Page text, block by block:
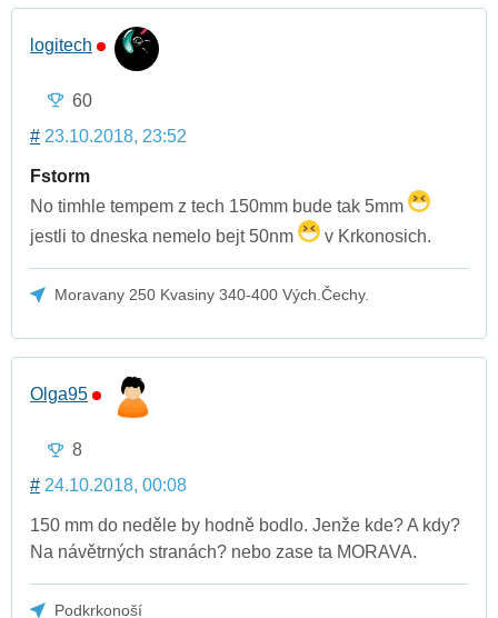
logitech
60
# 23.10.2018, 23:52
Fstorm
No timhle tempem z tech 150mm bude tak 5mm
jestli to dneska nemelo bejt 50nm
v Krkonosich.
Moravany 250 Kvasiny 340-400 Vých.Čechy.
Olga95
8
# 24.10.2018, 00:08
150 mm do neděle by hodně bodlo. Jenže kde? A kdy?
Na návětrných stranách? nebo zase ta MORAVA.
Podkrkonoší